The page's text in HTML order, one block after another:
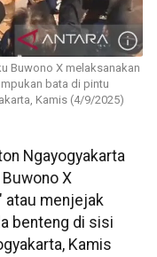
Buwono X melaksanakan
bata di pintu
Kamis (4/9/2025)
Ngayogyakarta
X
atau menjejak
benteng di sisi
Kamis